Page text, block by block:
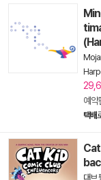
예약
택배
대브